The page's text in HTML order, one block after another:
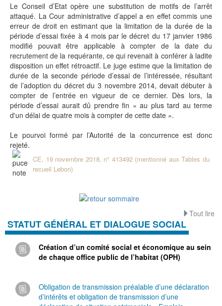
Le Conseil d’Etat opère une substitution de motifs de l’arrêt
attaqué. La Cour administrative d’appel a en effet commis une
erreur de droit en estimant que la limitation de la durée de la
période d’essai fixée à 4 mois par le décret du 17 janvier 1986
modifié pouvait être applicable à compter de la date du
recrutement de la requérante, ce qui revenait à conférer à ladite
disposition un effet rétroactif. Le juge estime que la limitation de
durée de la seconde période d’essai de l’intéressée, résultant
de l’adoption du décret du 3 novembre 2014, devait débuter à
compter de l’entrée en vigueur de ce dernier. Dès lors, la
période d’essai aurait dû prendre fin « au plus tard au terme
d'un délai de quatre mois à compter de cette date ».
Le pourvoi formé par l’Autorité de la concurrence est donc
rejeté.
CE, 19 novembre 2018, n° 413492 (mentionné aux Tables du
recueil Lebon)
Tout lire
STATUT GÉNÉRAL ET DIALOGUE SOCIAL
Création d’un comité social et économique au sein
de chaque office public de l’habitat (OPH)
Obligation de transmission préalable d’une déclaration
d’intérêts et obligation de transmission d’une